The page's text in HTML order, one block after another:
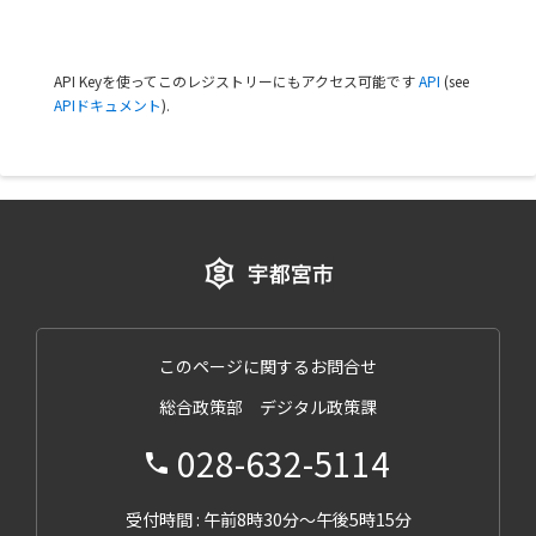
API Keyを使ってこのレジストリーにもアクセス可能ですAPI (see
APIドキュメント).
このページに関するお問合せ
総合政策部 デジタル政策課
028-632-5114
受付時間 : 午前8時30分～午後5時15分